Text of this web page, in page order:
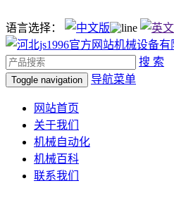
语言选择：
搜 索
Toggle navigation 导航菜单
网站首页
关于我们
机械自动化
机械百科
联系我们